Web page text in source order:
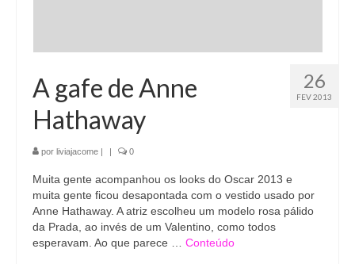
26
FEV 2013
A gafe de Anne
Hathaway
por liviajacome | | 0
Muita gente acompanhou os looks do Oscar 2013 e
muita gente ficou desapontada com o vestido usado por
Anne Hathaway. A atriz escolheu um modelo rosa pálido
da Prada, ao invés de um Valentino, como todos
esperavam. Ao que parece … Conteúdo